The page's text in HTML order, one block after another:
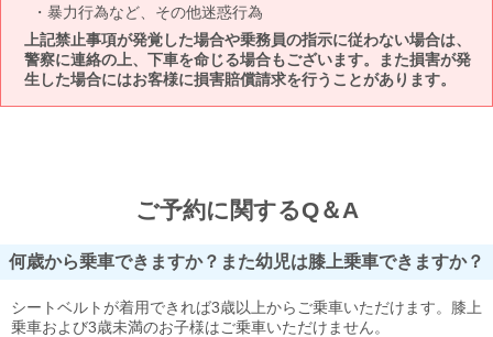
暴力行為など、その他迷惑行為
上記禁止事項が発覚した場合や乗務員の指示に従わない場合は、
警察に連絡の上、下車を命じる場合もございます。また損害が発
生した場合にはお客様に損害賠償請求を行うことがあります。
ご予約に関するQ＆A
何歳から乗車できますか？また幼児は膝上乗車できますか？
シートベルトが着用できれば3歳以上からご乗車いただけます。膝上
乗車および3歳未満のお子様はご乗車いただけません。